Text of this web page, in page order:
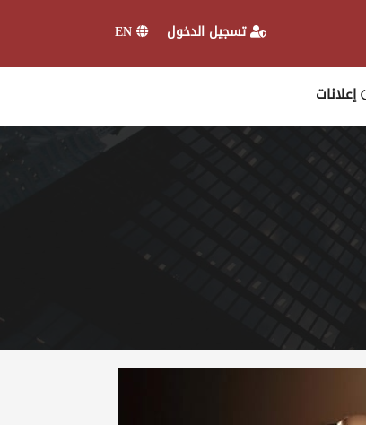
تسجيل الدخول
إعلانات